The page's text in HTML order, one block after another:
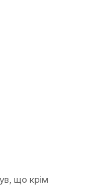
що крім